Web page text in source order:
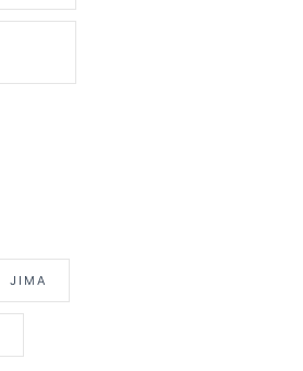
JIMA